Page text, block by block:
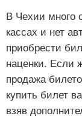
В Чехии много
кассах и нет
приобрести
наценки. Если
продажа
купить билет
взяв